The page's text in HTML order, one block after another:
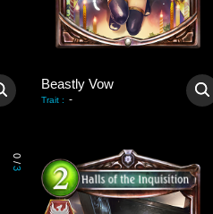
Beastly Vow
Trait : -
0
/
3